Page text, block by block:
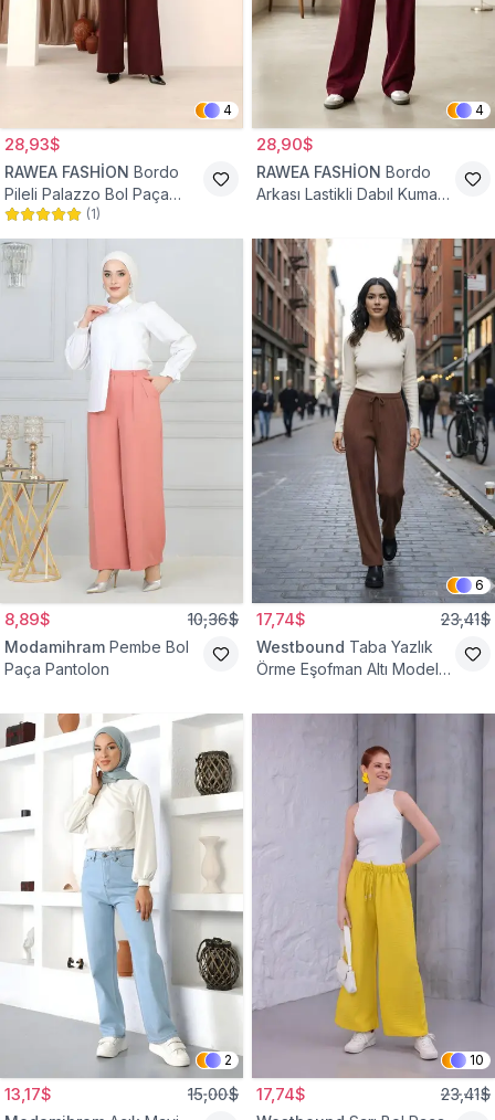
4
28,93$
RAWEA FASHİON Bordo
Pileli Palazzo Bol Paça
Yüksek Bel Tesettür
Pantolon
(1)
4
28,90$
RAWEA FASHİON Bordo
Arkası Lastikli Dabıl Kumaş
8,89$ 10,36$
Modamihram Pembe Bol
Paça Pantolon
6
17,74$ 23,41$
Westbound Taba Yazlık
Örme Eşofman Altı Model
2
13,17$ 15,00$
10
17,74$ 23,41$